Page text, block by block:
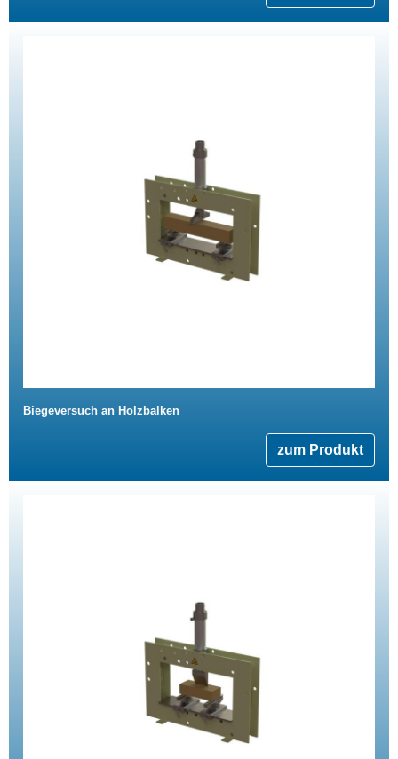
Biegeversuch an Holzbalken
zum Produkt